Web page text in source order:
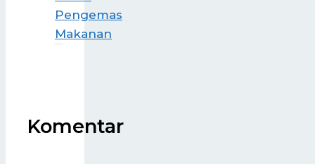
Pengemas
Makanan
Komentar